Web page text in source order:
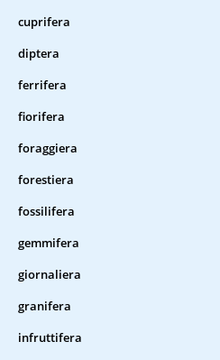
cuprifera
diptera
ferrifera
fiorifera
foraggiera
forestiera
fossilifera
gemmifera
giornaliera
granifera
infruttifera